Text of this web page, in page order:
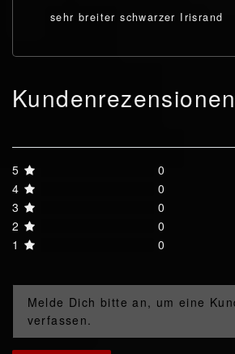
sehr breiter schwarzer Irisrand
Kundenrezensionen
5
0
4
0
3
0
2
0
1
0
Melde Dich bitte an, um eine
verfassen.